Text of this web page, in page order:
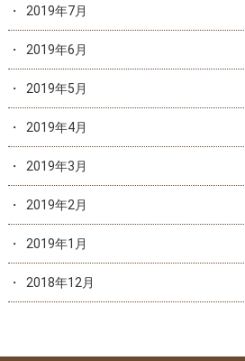
2019年7月
2019年6月
2019年5月
2019年4月
2019年3月
2019年2月
2019年1月
2018年12月